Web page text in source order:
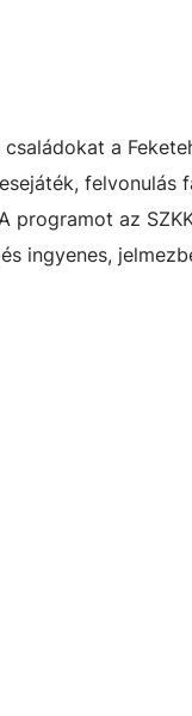
a
felvonulás
programot az
ingyenes,